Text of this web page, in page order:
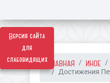
Версия сайта
для
слабовидящихГЛАВНАЯ ИНОЕ
Достижения